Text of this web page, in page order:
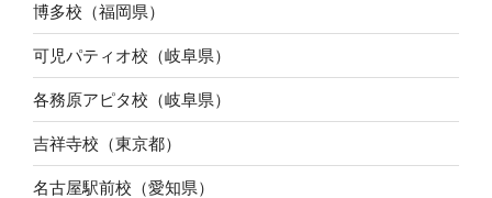
博多校（福岡県）
可児パティオ校（岐阜県）
各務原アピタ校（岐阜県）
吉祥寺校（東京都）
名古屋駅前校（愛知県）